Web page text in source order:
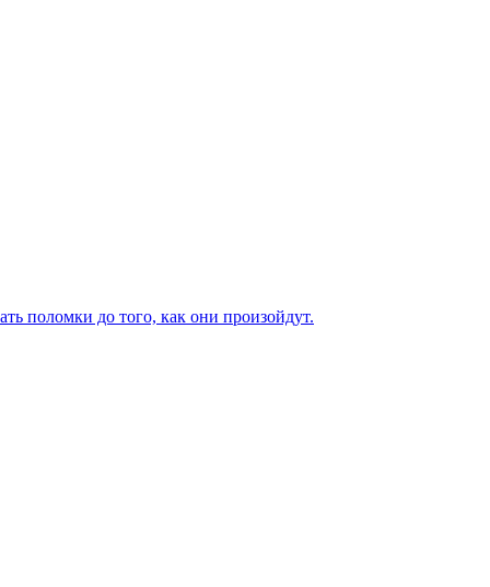
поломки до того, как они произойдут.